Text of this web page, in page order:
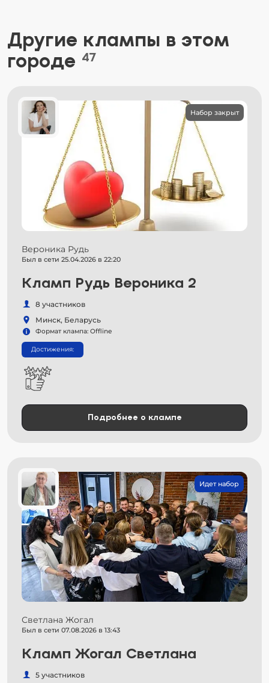
Другие клампы в этом
городе 47
Набор закрыт
Вероника Рудь
Был в сети 25.04.2026 в 22:20
Кламп Рудь Вероника 2
8 участников
Минск, Беларусь
Формат клампа: Offline
Достижения:
Подробнее о клампе
Идет набор
Светлана Жогал
Был в сети 07.08.2026 в 13:43
Кламп Жогал Светлана
5 участников